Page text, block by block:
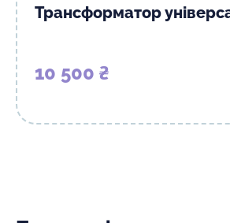
Трансформатор
10 500 ₴